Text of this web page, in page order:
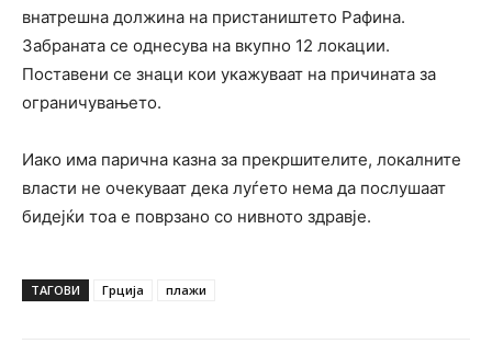
внатрешна должина на пристаништето Рафина.
Забраната се однесува на вкупно 12 локации.
Поставени се знаци кои укажуваат на причината за
ограничувањето.
Иако има парична казна за прекршителите, локалните
власти не очекуваат дека луѓето нема да послушаат
бидејќи тоа е поврзано со нивното здравје.
ТАГОВИ Грција плажи